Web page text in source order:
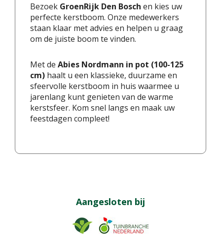
Bezoek GroenRijk Den Bosch en kies uw
perfecte kerstboom. Onze medewerkers
staan klaar met advies en helpen u graag
om de juiste boom te vinden.
Met de Abies Nordmann in pot (100-125
cm) haalt u een klassieke, duurzame en
sfeervolle kerstboom in huis waarmee u
jarenlang kunt genieten van de warme
kerstsfeer. Kom snel langs en maak uw
feestdagen compleet!
Aangesloten bij